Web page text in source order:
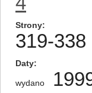
Strony
319-338
Daty
wydano